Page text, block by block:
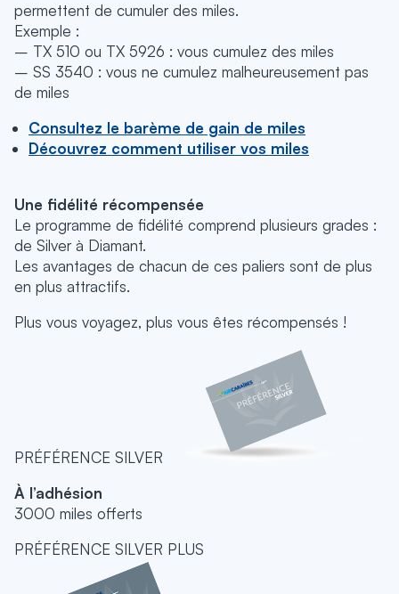
permettent de cumuler des miles.
Exemple :
– TX 510 ou TX 5926 : vous cumulez des miles
– SS 3540 : vous ne cumulez malheureusement pas
de miles
Consultez le barème de gain de miles
Découvrez comment utiliser vos miles
Une fidélité récompensée
Le programme de fidélité comprend plusieurs grades :
de Silver à Diamant.
Les avantages de chacun de ces paliers sont de plus
en plus attractifs.
Plus vous voyagez, plus vous êtes récompensés !
PRÉFÉRENCE SILVER
À l’adhésion
3000 miles offerts
PRÉFÉRENCE SILVER PLUS